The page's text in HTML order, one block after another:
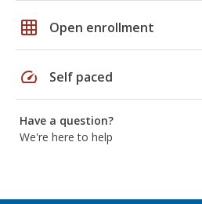
grid_on Open enrollment
speed Self paced
Have a question?
We're here to help